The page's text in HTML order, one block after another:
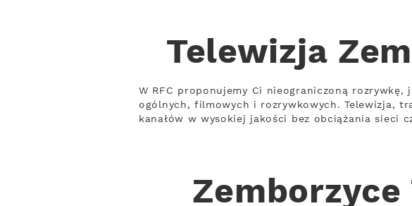
Telewizja
W RFC proponujemy Ci nieograniczoną
ogólnych, filmowych i rozrywkowych. Telewizja,
kanałów w wysokiej jakości bez obciążania sieci